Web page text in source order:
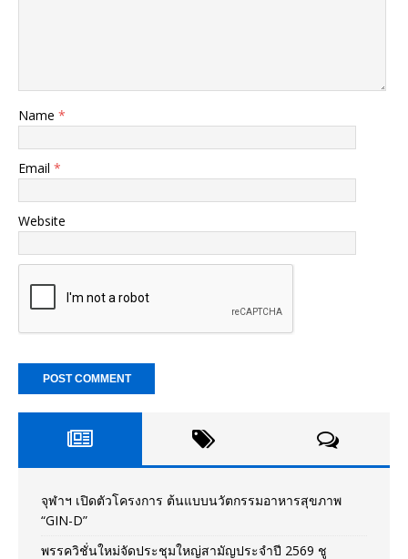
Name *
Email *
Website
จุฬาฯ เปิดตัวโครงการ ต้นแบบนวัตกรรมอาหารสุขภาพ
“GIN-D”
พรรควิชั่นใหม่จัดประชุมใหญ่สามัญประจำปี 2569 ชู